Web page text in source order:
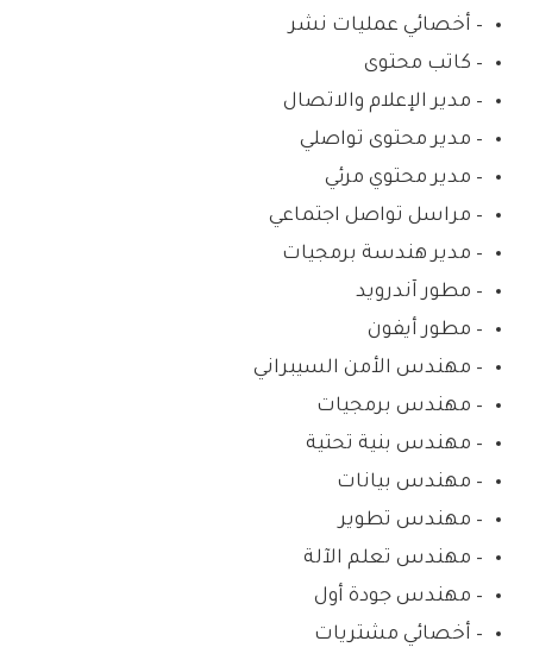
– أخصائي عمليات نشر
– كاتب محتوى
– مدير الإعلام والاتصال
– مدير محتوى تواصلي
– مدير محتوي مرئي
– مراسل تواصل اجتماعي
– مدير هندسة برمجيات
– مطور آندرويد
– مطور أيفون
– مهندس الأمن السيبراني
– مهندس برمجيات
– مهندس بنية تحتية
– مهندس بيانات
– مهندس تطوير
– مهندس تعلم الآلة
– مهندس جودة أول
– أخصائي مشتريات